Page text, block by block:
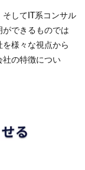
そしてIT系コンサル
できるものでは
様々な視点から
社の特徴につい